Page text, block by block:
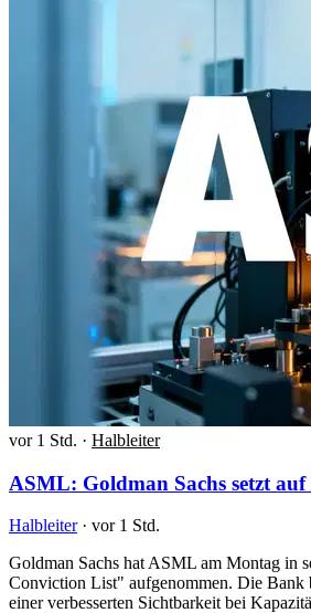
vor 1 Std. · Halbleiter
ASML: Goldman Sachs setzt
Halbleiter · vor 1 Std.
Goldman Sachs hat ASML am Montag in
Conviction List" aufgenommen. Die Bank
einer verbesserten Sichtbarkeit bei